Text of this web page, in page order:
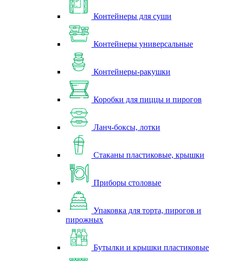
Контейнеры для суши
Контейнеры универсальные
Контейнеры-ракушки
Коробки для пиццы и пирогов
Ланч-боксы, лотки
Стаканы пластиковые, крышки
Приборы столовые
Упаковка для торта, пирогов и
пирожных
Бутылки и крышки пластиковые